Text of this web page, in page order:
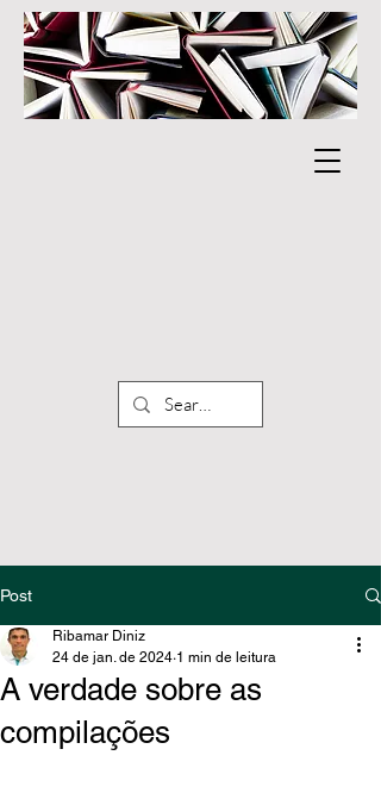
Post
A verdade sobre as
compilações
Ribamar Diniz
24 de jan. de 2024 1 min de leitura